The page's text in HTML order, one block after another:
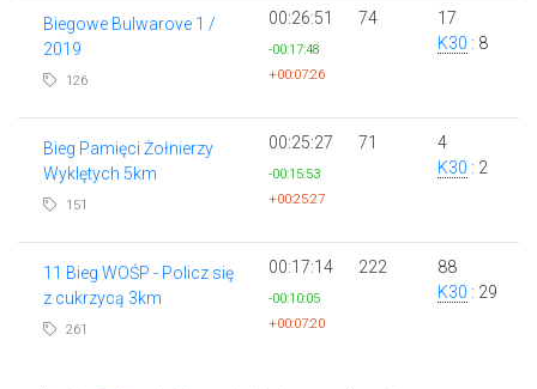
Biegowe Bulwarove 1 /
2019
126
00:26:51
-00:17:48
+00:07:26
74
17
K30 : 8
Bieg Pamięci Żołnierzy
Wyklętych 5km
151
00:25:27
-00:15:53
+00:25:27
71
4
K30 : 2
11 Bieg WOŚP - Policz się
z cukrzycą 3km
261
00:17:14
-00:10:05
+00:07:20
222
88
K30 : 29